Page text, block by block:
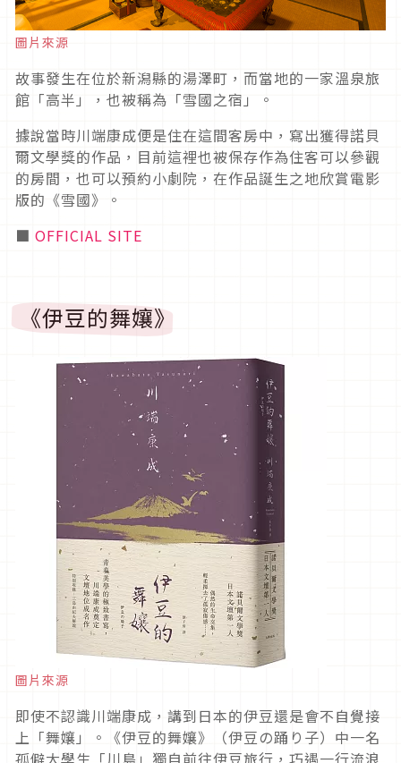
圖片來源
故事發生在位於新潟縣的湯澤町，而當地的一家溫泉旅
館「高半」，也被稱為「雪國之宿」。
據說當時川端康成便是住在這間客房中，寫出獲得諾貝
爾文學獎的作品，目前這裡也被保存作為住客可以參觀
的房間，也可以預約小劇院，在作品誕生之地欣賞電影
版的《雪國》。
■ OFFICIAL SITE
《伊豆的舞孃》
圖片來源
即使不認識川端康成，講到日本的伊豆還是會不自覺接
上「舞孃」。《伊豆的舞孃》（伊豆の踊り子）中一名